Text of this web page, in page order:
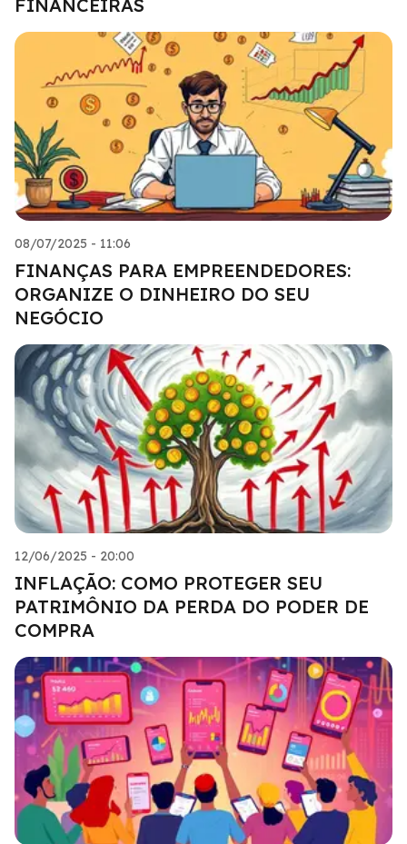
FINANCEIRAS
08/07/2025 - 11:06
FINANÇAS PARA EMPREENDEDORES:
ORGANIZE O DINHEIRO DO SEU
NEGÓCIO
12/06/2025 - 20:00
INFLAÇÃO: COMO PROTEGER SEU
PATRIMÔNIO DA PERDA DO PODER DE
COMPRA